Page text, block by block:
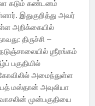
கடும் கண்டனம்
இதுகுறித்து அவர்
அறிக்கையில்
திருச்சி –
ஶ்ரீரங்கம்
பகுதியில்
அமைந்துள்ள
மஸ்தான் அவுலியா
முன்பகுதியை